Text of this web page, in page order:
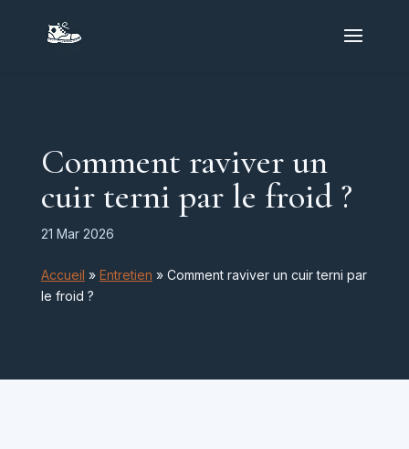
Comment raviver un
cuir terni par le froid ?
21 Mar 2026
Accueil » Entretien » Comment raviver un cuir terni par
le froid ?